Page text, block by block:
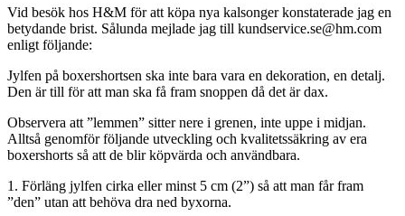
Vid besök hos H&M för att köpa nya kalsonger konstaterade jag en
betydande brist. Sålunda mejlade jag till kundservice.se@hm.com
enligt följande:
Jylfen på boxershortsen ska inte bara vara en dekoration, en detalj.
Den är till för att man ska få fram snoppen då det är dax.
Observera att ”lemmen” sitter nere i grenen, inte uppe i midjan.
Alltså genomför följande utveckling och kvalitetssäkring av era
boxershorts så att de blir köpvärda och användbara.
1. Förläng jylfen cirka eller minst 5 cm (2”) så att man får fram
”den” utan att behöva dra ned byxorna.